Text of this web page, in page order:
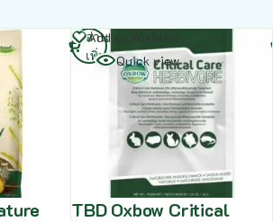
Add to Wishlist
Quick view
TBD Oxbow Critical
อ่าน
เพิ่ม